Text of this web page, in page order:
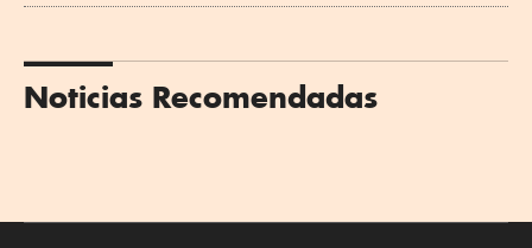
Noticias Recomendadas